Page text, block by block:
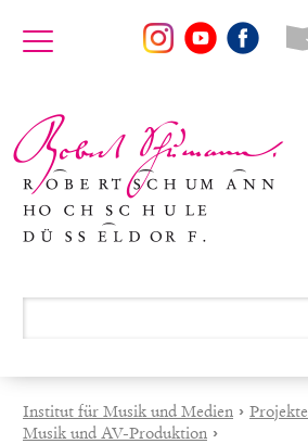
Institut für Musik und Medien › Projekte
Musik und AV-Produktion ›